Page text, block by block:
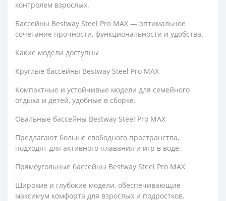
контролем взрослых.
Бассейны Bestway Steel Pro MAX — оптимальное
сочетание прочности, функциональности и удобства.
Какие модели доступны
Круглые бассейны Bestway Steel Pro MAX
Компактные и устойчивые модели для семейного
отдыха и детей, удобные в сборке.
Овальные бассейны Bestway Steel Pro MAX
Предлагают больше свободного пространства,
подходят для активного плавания и игр в воде.
Прямоугольные бассейны Bestway Steel Pro MAX
Широкие и глубокие модели, обеспечивающие
максимум комфорта для взрослых и подростков.